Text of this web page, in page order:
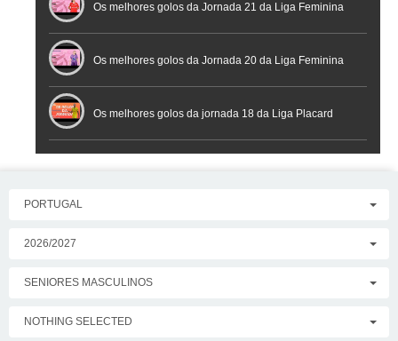
Placard
Os melhores golos da Jornada 21 da Liga Feminina
Placard
Os melhores golos da Jornada 20 da Liga Feminina
Placard
Os melhores golos da jornada 18 da Liga Placard
PORTUGAL
2026/2027
SENIORES MASCULINOS
NOTHING SELECTED